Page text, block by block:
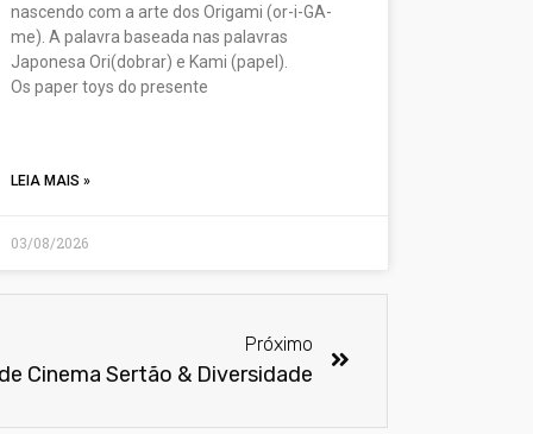
nascendo com a arte dos Origami (or-i-GA-
me). A palavra baseada nas palavras
Japonesa Ori(dobrar) e Kami (papel).
Os paper toys do presente
LEIA MAIS »
03/08/2026
Próximo
Cinema Sertão & Diversidade